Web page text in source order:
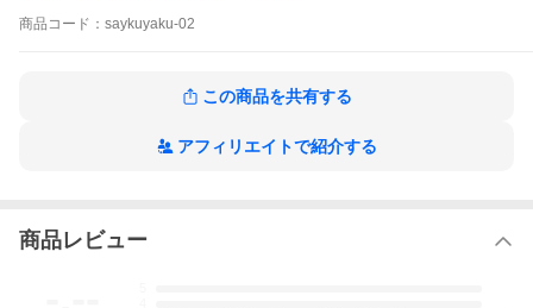
商品 コード： saykuyaku-02
この商品を共有する
アフィリエイトで紹介する
商品レビュー